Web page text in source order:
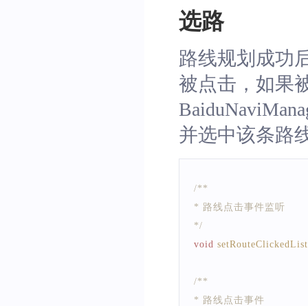
选路
路线规划成功
被点击，如果
并选中该条路
/**
* 路线点击事件监听
*/
void
/**
* 路线点击事件